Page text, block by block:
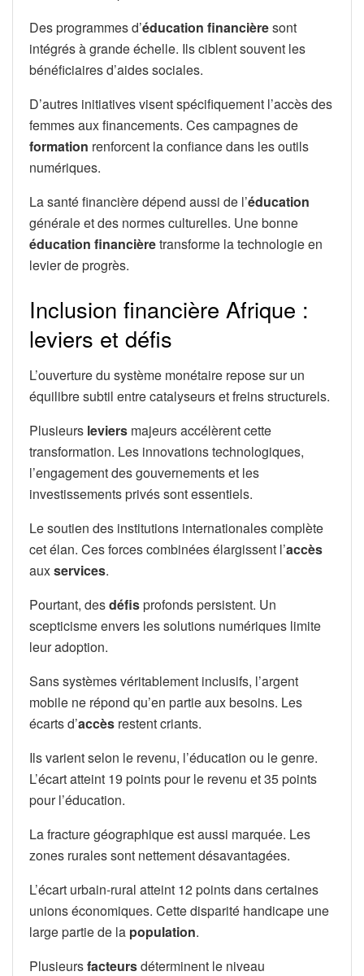
Des programmes d’éducation financièresont
intégrés à grande échelle. Ils ciblent souvent les
bénéficiaires d’aides sociales.
D’autres initiatives visent spécifiquement l’accès des
femmes aux financements. Ces campagnes de
formation renforcent la confiance dans les outils
numériques.
La santé financière dépend aussi de l’éducation
générale et des normes culturelles. Une bonne
éducation financièretransforme la technologie en
levier de progrès.
Inclusion financière Afrique :
leviers et défis
L’ouverture du système monétaire repose sur un
équilibre subtil entre catalyseurs et freins structurels.
Plusieurs leviers majeurs accélèrent cette
transformation. Les innovations technologiques,
l’engagement des gouvernements et les
investissements privés sont essentiels.
Le soutien des institutions internationales complète
cet élan. Ces forces combinées élargissent l’accès
auxservices.
Pourtant, desdéfisprofonds persistent. Un
scepticisme envers les solutions numériques limite
leur adoption.
Sans systèmes véritablement inclusifs, l’argent
mobile ne répond qu’en partie aux besoins. Les
écarts d’accès restent criants.
Ils varient selon le revenu, l’éducation ou le genre.
L’écart atteint 19 points pour le revenu et 35 points
pour l’éducation.
La fracture géographique est aussi marquée. Les
zones rurales sont nettement désavantagées.
L’écart urbain-rural atteint 12 points dans certaines
unions économiques. Cette disparité handicape une
large partie de la population.
Plusieursfacteursdéterminent le niveau